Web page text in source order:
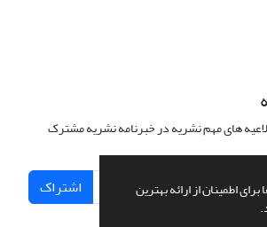
اطمینان از ارائه بهترین
های مهم نشریه در خبرنامه نشریه مشترک
اشتراک